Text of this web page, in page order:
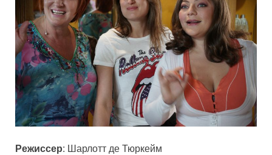
Режиссер: Шарлотт де Тюркейм